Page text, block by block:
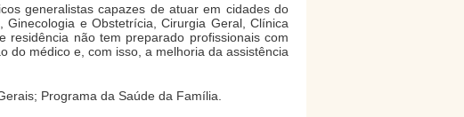
generalistas capazes de atuar em cidades do
e Obstetrícia, Cirurgia Geral, Clínica
não tem preparado profissionais com
do médico e, com isso, a melhoria da assistência
Programa da Saúde da Família.